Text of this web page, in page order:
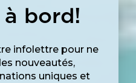
bord!
infolettre pour ne
nouveautés,
uniques et